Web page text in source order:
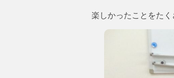
楽しかったことをた